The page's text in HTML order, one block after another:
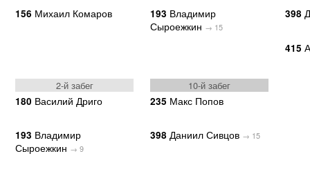
156 Михаил Комаров 193 Владимир
Сыроежкин → 15
398
415
2-й забег
10-й забег
180 Василий Дриго 235 Макс Попов
193 Владимир
Сыроежкин → 9
398 Даниил Сивцов → 15